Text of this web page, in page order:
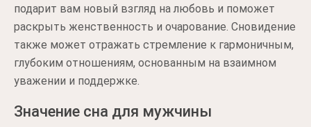
подарит вам новый взгляд на любовь и поможет
раскрыть женственность и очарование. Сновидение
также может отражать стремление к гармоничным,
глубоким отношениям, основанным на взаимном
уважении и поддержке.
Значение сна для мужчины